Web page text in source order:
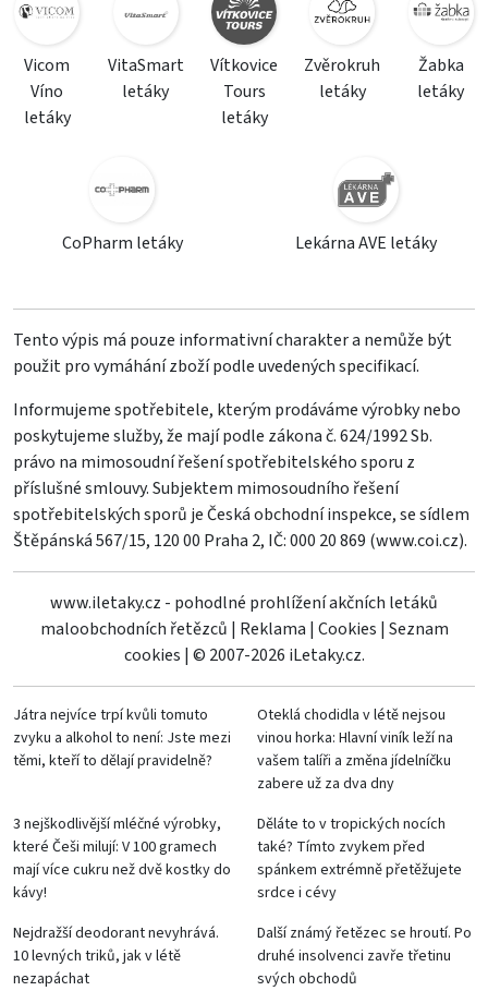
Vicom
Víno
letáky
VitaSmart
letáky
Vítkovice
Tours
letáky
Zvěrokruh
letáky
Žabka
letáky
CoPharm letáky Lekárna AVE letáky
Tento výpis má pouze informativní charakter a nemůže být
použit pro vymáhání zboží podle uvedených specifikací.
Informujeme spotřebitele, kterým prodáváme výrobky nebo
poskytujeme služby, že mají podle zákona č. 624/1992 Sb.
právo na mimosoudní řešení spotřebitelského sporu z
příslušné smlouvy. Subjektem mimosoudního řešení
spotřebitelských sporů je Česká obchodní inspekce, se sídlem
Štěpánská 567/15, 120 00 Praha 2, IČ: 000 20 869 (www.coi.cz).
www.iletaky.cz - pohodlné prohlížení akčních letáků
maloobchodních řetězců | Reklama | Cookies | Seznam
cookies | © 2007-2026 iLetaky.cz.
Játra nejvíce trpí kvůli tomuto
zvyku a alkohol to není: Jste mezi
těmi, kteří to dělají pravidelně?
Oteklá chodidla v létě nejsou
vinou horka: Hlavní viník leží na
vašem talíři a změna jídelníčku
zabere už za dva dny
3 nejškodlivější mléčné výrobky,
které Češi milují: V 100 gramech
mají více cukru než dvě kostky do
kávy!
Děláte to v tropických nocích
také? Tímto zvykem před
spánkem extrémně přetěžujete
srdce i cévy
Nejdražší deodorant nevyhrává.
10 levných triků, jak v létě
nezapáchat
Další známý řetězec se hroutí. Po
druhé insolvenci zavře třetinu
svých obchodů